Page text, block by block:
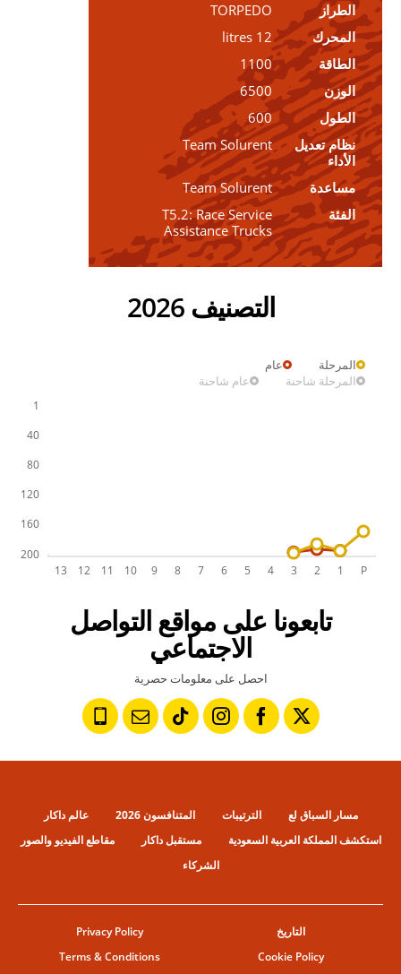
الطراز
TORPEDO
المحرك
12 litres
الطاقة
1100
الوزن
6500
الطول
600
نظام تعديل
الأداء
Team Solurent
مساعدة
Team Solurent
الفئة
T5.2: Race Service
Assistance Trucks
التصنيف 2026
المرحلة
عام
المرحلة شاحنة
عام شاحنة
تابعونا على مواقع التواصل
الاجتماعي
احصل على معلومات حصرية
مسار السباق لع الترتيبات المتنافسون 2026
عالم داكار
استكشف المملكة العربية السعودية
مستقبل داكار
مقاطع الفيديو والصور
الشركاء
التاريخ
Privacy Policy
Cookie Policy
Terms & Conditions